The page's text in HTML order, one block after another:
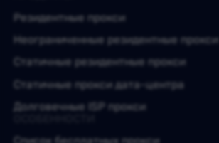
Резидентные прокси
Неограниченные резидентные прокси
Статичные резидентные прокси
Статичные прокси дата-центра
Долговечные ISP прокси